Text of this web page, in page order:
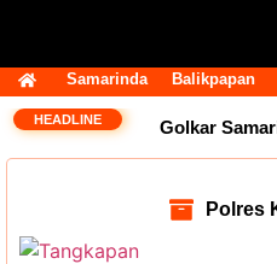
Samarinda Balikpapan
HEADLINE Golkar
Komentar
Polres